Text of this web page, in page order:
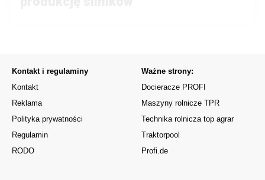
Kontakt i regulaminy
Kontakt
Reklama
Polityka prywatności
Regulamin
RODO
Ważne strony:
Docieracze PROFI
Maszyny rolnicze TPR
Technika rolnicza top agrar
Traktorpool
Profi.de